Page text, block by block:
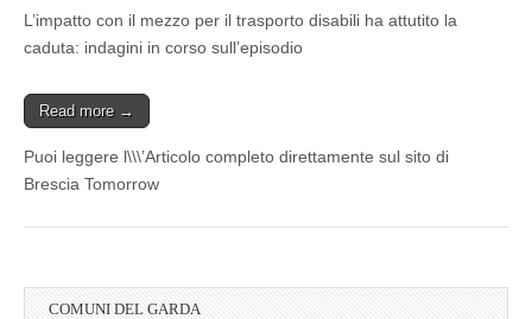
L’impatto con il mezzo per il trasporto disabili ha attutito la
caduta: indagini in corso sull’episodio
Read more →
Puoi leggere l\\\’Articolo completo direttamente sul sito di
Brescia Tomorrow
COMUNI DEL GARDA